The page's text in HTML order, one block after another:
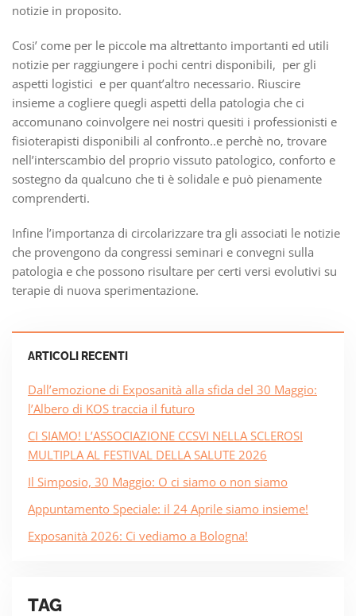
notizie in proposito.
Cosi’ come per le piccole ma altrettanto importanti ed utili
notizie per raggiungere i pochi centri disponibili, per gli
aspetti logistici e per quant’altro necessario. Riuscire
insieme a cogliere quegli aspetti della patologia che ci
accomunano coinvolgere nei nostri quesiti i professionisti e
fisioterapisti disponibili al confronto..e perchè no, trovare
nell’interscambio del proprio vissuto patologico, conforto e
sostegno da qualcuno che ti è solidale e può pienamente
comprenderti.
Infine l’importanza di circolarizzare tra gli associati le notizie
che provengono da congressi seminari e convegni sulla
patologia e che possono risultare per certi versi evolutivi su
terapie di nuova sperimentazione.
ARTICOLI RECENTI
Dall’emozione di Exposanità alla sfida del 30 Maggio:
l’Albero di KOS traccia il futuro
CI SIAMO! L’ASSOCIAZIONE CCSVI NELLA SCLEROSI
MULTIPLA AL FESTIVAL DELLA SALUTE 2026
Il Simposio, 30 Maggio: O ci siamo o non siamo
Appuntamento Speciale: il 24 Aprile siamo insieme!
Exposanità 2026: Ci vediamo a Bologna!
TAG